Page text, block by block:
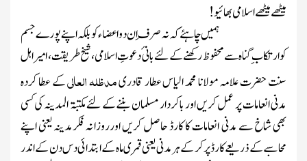
میٹھے میٹھے اسلامی بھائیو!
ہمیں چاہئے کہ نہ صر ف اِن دو اعضا ء کو بلکہ اپنے پورے جسم
کو ارتکاب ِ گناہ سے محفوظ رکھنے کے لئے بانی ٔدعوتِ اسلامی، شیخ طریقت، امیر اہل
سنت حضرت علامہ مولانا محمد الیاس عطار قادریمدظلہ العالیکے عطا کردہ
مدنی انعامات پر عمل کریں اور باکردار مسلمان بننے کے لئے مکتبۃ المدینہ کی کسی
بھی شاخ سے مدنی انعامات کا کارڈ حاصل کریں اورروزانہ فکرمدینہ یعنی اپنے
محاسبے کے ذریعے کارڈ پر کر کے ہر مدنی یعنی قمری ماہ کے ابتدائی دس دن کے اندر